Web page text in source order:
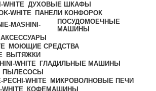
ДУХОВЫЕ ШКАФЫ
ПАНЕЛИ КОНФОРОК
ПОСУДОМОЕЧНЫЕ
МАШИНЫ
АКСЕССУАРЫ
МОЮЩИЕ СРЕДСТВА
ВЫТЯЖКИ
ГЛАДИЛЬНЫЕ МАШИНЫ
ПЫЛЕСОСЫ
МИКРОВОЛНОВЫЕ ПЕЧИ
КОФЕМАШИНЫ